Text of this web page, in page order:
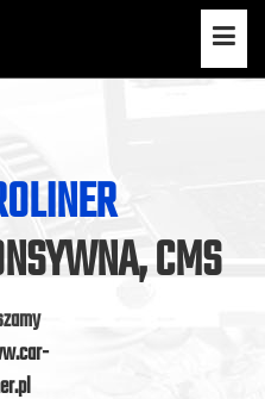
CMS